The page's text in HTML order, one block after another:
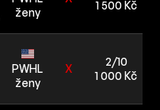
ženy
1 500 Kč
PWHL
ženy
X
2/10
1 000 Kč